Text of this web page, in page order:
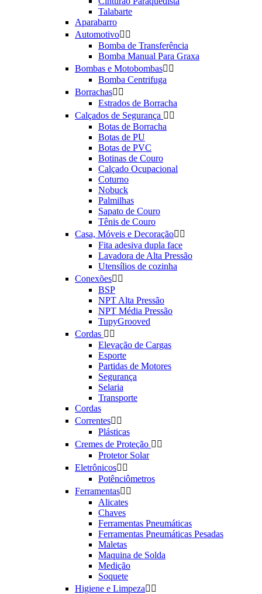
Talabarte
Aparabarro
Automotivo 
Bomba de Transferência
Bomba Manual Para Graxa
Bombas e Motobombas 
Bomba Centrifuga
Borrachas 
Estrados de Borracha
Calçados de Segurança  
Botas de Borracha
Botas de PU
Botas de PVC
Botinas de Couro
Calçado Ocupacional
Coturno
Nobuck
Palmilhas
Sapato de Couro
Tênis de Couro
Casa, Móveis e Decoração 
Fita adesiva dupla face
Lavadora de Alta Pressão
Utensílios de cozinha
Conexões 
BSP
NPT Alta Pressão
NPT Média Pressão
TupyGrooved
Cordas  
Elevação de Cargas
Esporte
Partidas de Motores
Segurança
Selaria
Transporte
Cordas
Correntes 
Plásticas
Cremes de Proteção  
Protetor Solar
Eletrônicos 
Potênciômetros
Ferramentas 
Alicates
Chaves
Ferramentas Pneumáticas
Ferramentas Pneumáticas Pesadas
Maletas
Maquina de Solda
Medição
Soquete
Higiene e Limpeza 